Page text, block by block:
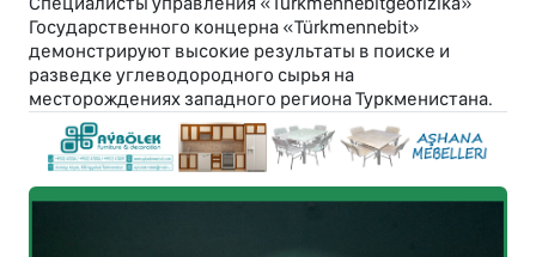
Государственного концерна «Türkmennebit»
демонстрируют высокие результаты в поиске и
разведке углеводородного сырья на
месторождениях западного региона Туркменистана.